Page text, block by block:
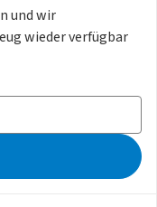
und wir
wieder verfügbar